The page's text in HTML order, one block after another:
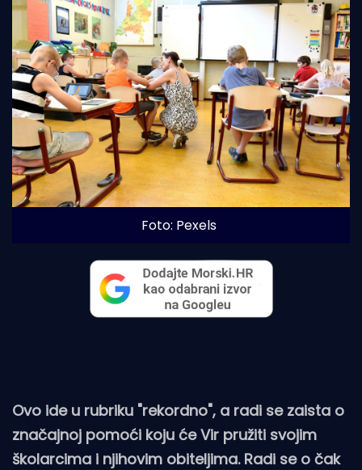
Foto: Pexels
Ovo ide u rubriku "rekordno", a radi se zaista o
značajnoj pomoći koju će Vir pružiti svojim
školarcima i njihovim obiteljima. Radi se o čak